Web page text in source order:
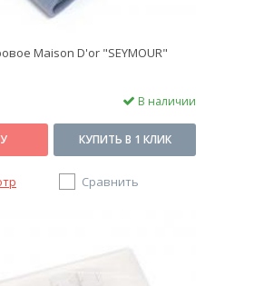
Maison D'or "SEYMOUR"
В наличии
КУПИТЬ В 1 КЛИК
Сравнить